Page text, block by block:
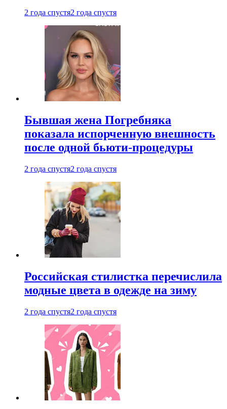
2 года спустя2 года спустя
Бывшая жена Погребняка
показала испорченную внешность
после одной бьюти-процедуры
2 года спустя2 года спустя
Российская стилистка перечислила
модные цвета в одежде на зиму
2 года спустя2 года спустя